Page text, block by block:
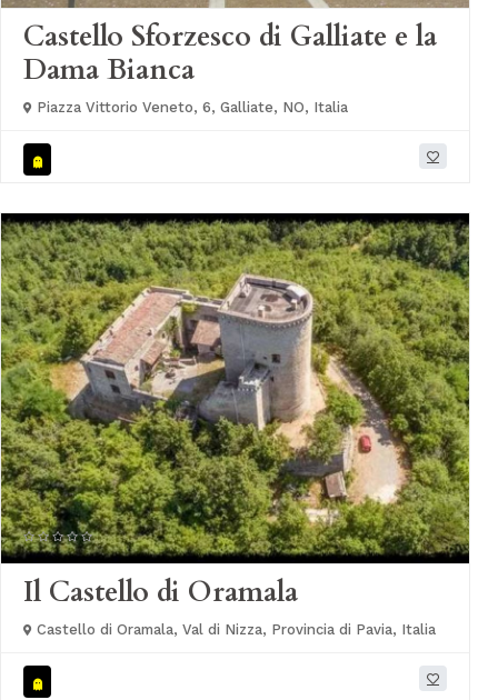
Castello Sforzesco di Galliate e la
Dama Bianca
Piazza Vittorio Veneto, 6, Galliate, NO, Italia
Il Castello di Oramala
Castello di Oramala, Val di Nizza, Provincia di Pavia, Italia